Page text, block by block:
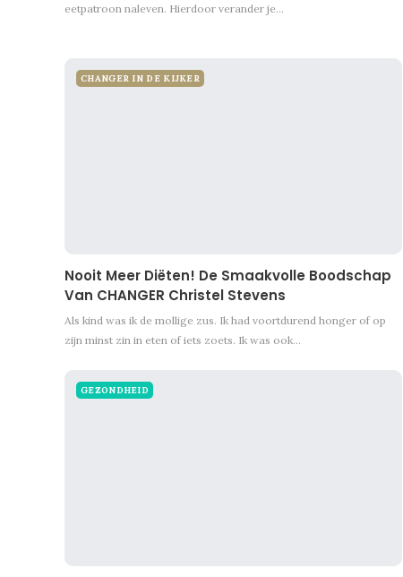
eetpatroon naleven. Hierdoor verander je…
CHANGER IN DE KIJKER
Nooit Meer Diëten! De Smaakvolle Boodschap
Van CHANGER Christel Stevens
Als kind was ik de mollige zus. Ik had voortdurend honger of op
zijn minst zin in eten of iets zoets. Ik was ook…
GEZONDHEID